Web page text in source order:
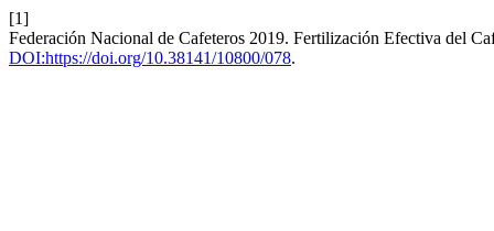
[1]
Federación Nacional de Cafeteros 2019. Fertilización Efectiva del
DOI:https://doi.org/10.38141/10800/078.